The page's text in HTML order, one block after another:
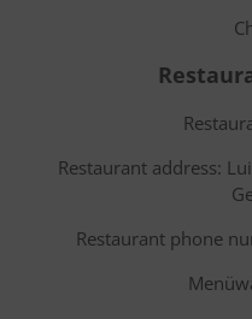
Restaurant address:
Restaurant phone